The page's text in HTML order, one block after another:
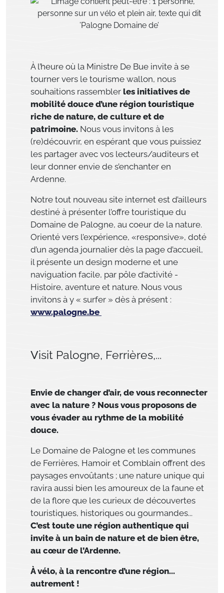
À l’heure où la Ministre De Bue invite à se
tourner vers le tourisme wallon, nous
souhaitions rassembler les initiatives de
mobilité douce d’une région touristique
riche de nature, de culture et de
patrimoine. Nous vous invitons à les
(re)découvrir, en espérant que vous puissiez
les partager avec vos lecteurs/auditeurs et
leur donner envie de s’enchanter en
Ardenne.
Notre tout nouveau site internet est d’ailleurs
destiné à présenter l’offre touristique du
Domaine de Palogne, au coeur de la nature.
Orienté vers l’expérience, «responsive», doté
d’un agenda journalier dès la page d’accueil,
il présente un design moderne et une
naviguation facile, par pôle d’activité -
Histoire, aventure et nature. Nous vous
invitons à y « surfer » dès à présent :
www.palogne.be
Visit Palogne, Ferrières,...
Envie de changer d’air, de vous reconnecter
avec la nature ? Nous vous proposons de
vous évader au rythme de la mobilité
douce.
Le Domaine de Palogne et les communes
de Ferrières, Hamoir et Comblain offrent des
paysages envoûtants ; une nature unique qui
ravira aussi bien les amoureux de la faune et
de la flore que les curieux de découvertes
touristiques, historiques ou gourmandes...
C’est toute une région authentique qui
invite à un bain de nature et de bien être,
au cœur de l’Ardenne.
À vélo, à la rencontre d’une région...
autrement !